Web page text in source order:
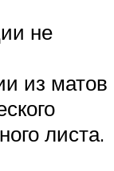
не
из матов
листа.